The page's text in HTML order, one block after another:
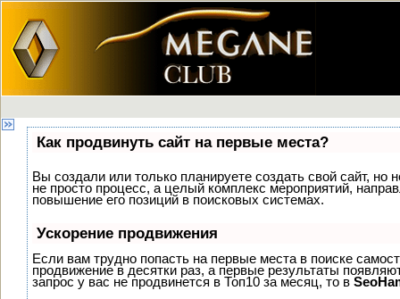
Как продвинуть сайт на первые места?
Вы создали или только планируете создать свой сайт, но
не просто процесс, а целый комплекс мероприятий,
повышение его позиций в поисковых системах.
Ускорение продвижения
Если вам трудно попасть на первые места в поиске
продвижение в десятки раз, а первые результаты
запрос у вас не продвинется в Топ10 за месяц, то в